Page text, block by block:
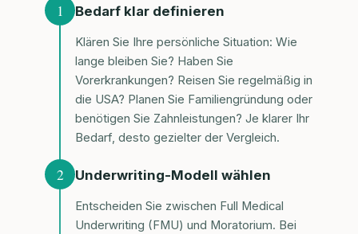
1 Bedarf klar definieren
Klären Sie Ihre persönliche Situation: Wie
lange bleiben Sie? Haben Sie
Vorerkrankungen? Reisen Sie regelmäßig in
die USA? Planen Sie Familiengründung oder
benötigen Sie Zahnleistungen? Je klarer Ihr
Bedarf, desto gezielter der Vergleich.
2 Underwriting-Modell wählen
Entscheiden Sie zwischen Full Medical
Underwriting (FMU) und Moratorium. Bei